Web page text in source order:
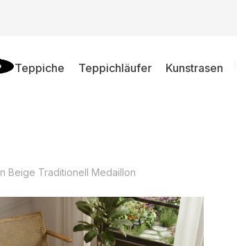
Teppiche Teppichläufer Kunstrasen
Beige Traditionell Medaillon